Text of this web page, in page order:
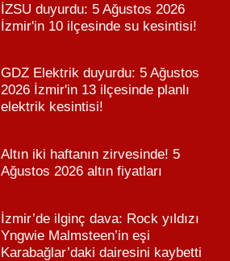
İZSU duyurdu: 5 Ağustos 2026
İzmir'in 10 ilçesinde su kesintisi!
GDZ Elektrik duyurdu: 5 Ağustos
2026 İzmir'in 13 ilçesinde planlı
elektrik kesintisi!
Altın iki haftanın zirvesinde! 5
Ağustos 2026 altın fiyatları
İzmir’de ilginç dava: Rock yıldızı
Yngwie Malmsteen’in eşi
Karabağlar’daki dairesini kaybetti